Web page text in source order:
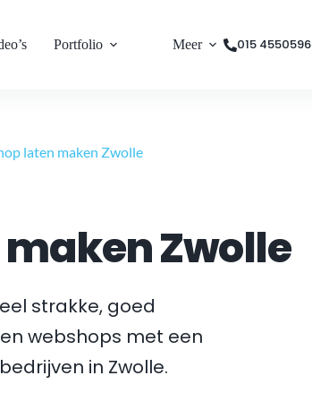
Portfolio Meer 015 4550596
laten maken Zwolle
Zwolle
strakke, goed
webshops met een
in Zwolle.